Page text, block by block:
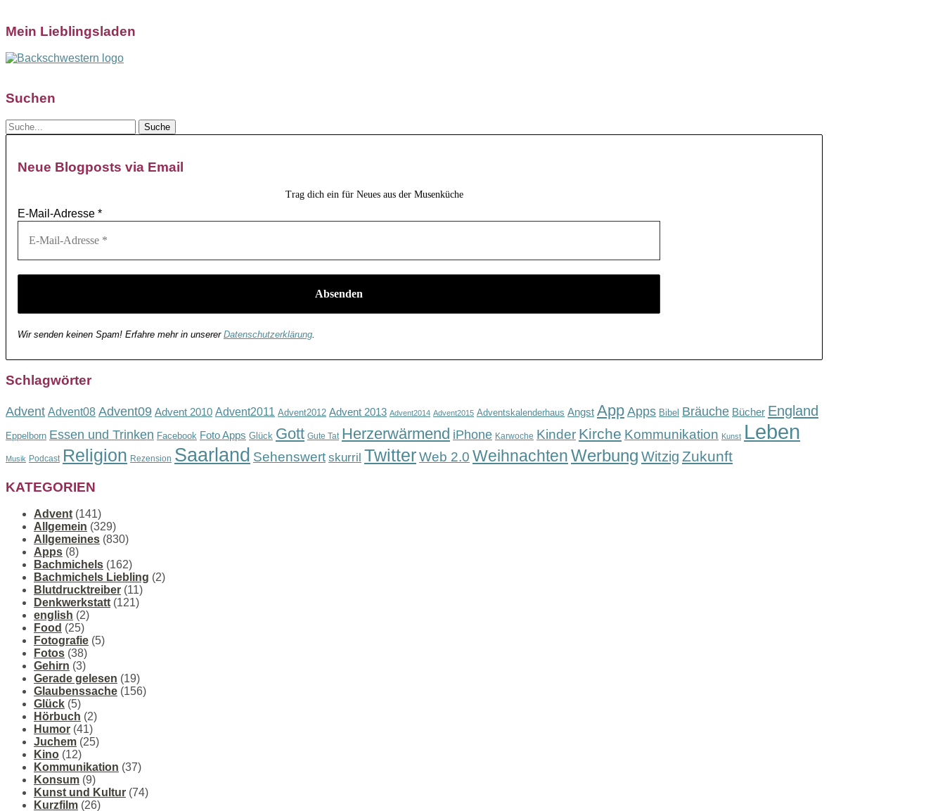
Mein Lieblingsladen
Suchen
Neue Blogposts via Email
Trag dich ein für Neues aus der Musenküche
E-Mail-Adresse *
Wir senden keinen Spam! Erfahre mehr in unserer Datenschutzerklärung
Schlagwörter
Advent Advent08 Advent09 Advent 2010 Advent2011 Advent2012 Advent 2013 Advent2014 Advent2015 Adventskalenderhaus Angst App Apps Bibel Bräuche Bücher England
Eppelborn Essen und Trinken Facebook Foto Apps Glück Gott Gute Tat Herzerwärmend iPhone Karwoche Kinder Kirche Kommunikation Kunst Leben
Musik Podcast Religion Rezension Saarland Sehenswert skurril TwitterWeb 2.0 WeihnachtenWerbung Witzig Zukunft
KATEGORIEN
Advent (141)
Allgemein (329)
Allgemeines (830)
Apps (8)
Bachmichels (162)
Bachmichels Liebling (2)
Blutdrucktreiber (11)
Denkwerkstatt (121)
english (2)
Food (25)
Fotografie (5)
Fotos (38)
Gehirn (3)
Gerade gelesen (19)
Glaubenssache (156)
Glück (5)
Hörbuch (2)
Humor (41)
Juchem (25)
Kino (12)
Kommunikation (37)
Konsum (9)
Kunst und Kultur (74)
Kurzfilm (26)